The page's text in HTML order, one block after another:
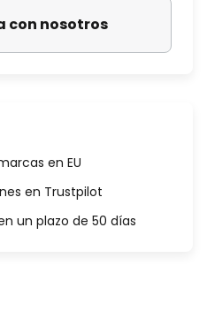
con nosotros
en EU
en Trustpilot
un plazo de 50 días